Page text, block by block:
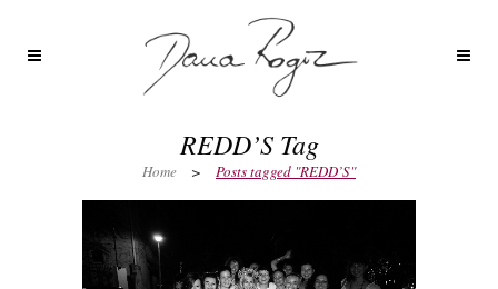
REDD’S Tag
Home > Posts tagged "REDD’S"